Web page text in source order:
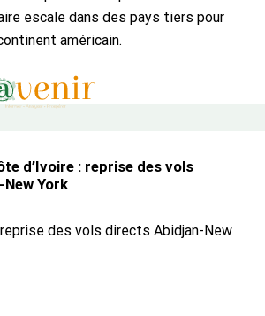
escale dans des pays tiers pour
américain.
d’Ivoire : reprise des vols
York